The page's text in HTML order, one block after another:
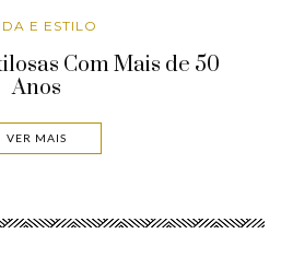
E ESTILO
Com Mais de 50
Anos
VER MAIS